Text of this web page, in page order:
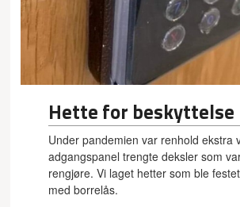
Hette for beskyttelse
Under pandemien var renhold ekstra
adgangspanel trengte deksler som
rengjøre. Vi laget hetter som ble
med borrelås.